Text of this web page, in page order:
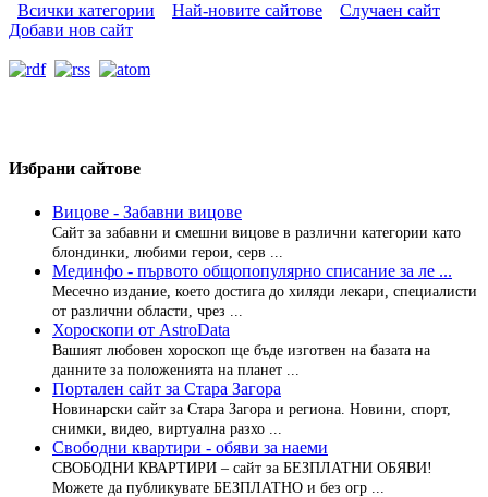
Всички категории Най-новите сайтове
Случаен сайт
Добави нов сайт
Избрани сайтове
Вицове - Забавни вицове
Сайт за забавни и смешни вицове в различни категории като
блондинки, любими герои, серв ...
Мединфо - първото общопопулярно списание за ле ...
Месечно издание, което достига до хиляди лекари, специалисти
от различни области, чрез ...
Хороскопи от AstroData
Вашият любовен хороскоп ще бъде изготвен на базата на
данните за положенията на планет ...
Портален сайт за Стара Загора
Новинарски сайт за Стара Загора и региона. Новини, спорт,
снимки, видео, виртуална разхо ...
Свободни квартири - обяви за наеми
СВОБОДНИ КВАРТИРИ – сайт за БЕЗПЛАТНИ ОБЯВИ!
Можете да публикувате БЕЗПЛАТНО и без огр ...